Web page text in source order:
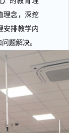
理念，深挖
安排教学内
题解决。